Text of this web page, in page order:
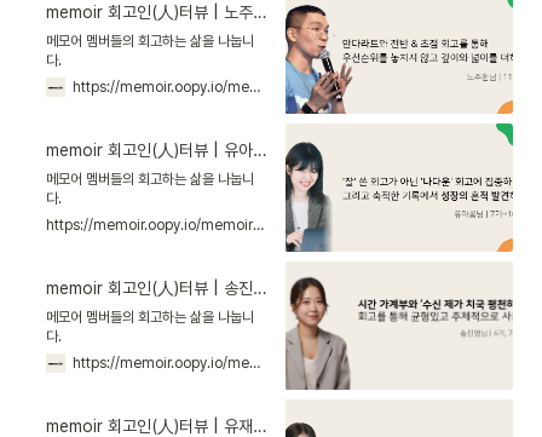
memoir 회고인(人)터뷰 | 노주환님
메모어 멤버들의 회고하는 삶을 나눕니
다.
https://memoir.oopy.io/memoir_interview2
memoir 회고인(人)터뷰 | 유아롬님
메모어 멤버들의 회고하는 삶을 나눕니
다.
https://memoir.oopy.io/memoir_interview6
memoir 회고인(人)터뷰 | 송진영님
메모어 멤버들의 회고하는 삶을 나눕니
다.
https://memoir.oopy.io/memoir_interview1
memoir 회고인(人)터뷰 | 유재민님